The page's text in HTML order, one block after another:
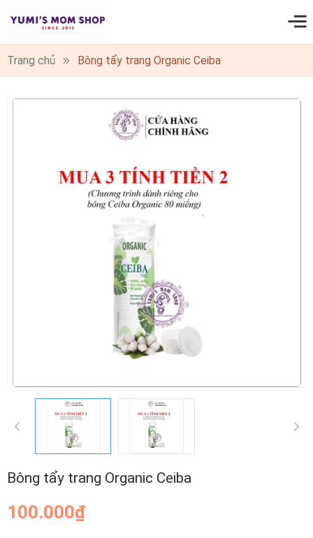
0
Trang chủ Bông tẩy trang Organic Ceiba
Bông tẩy trang Organic Ceiba
100.000₫